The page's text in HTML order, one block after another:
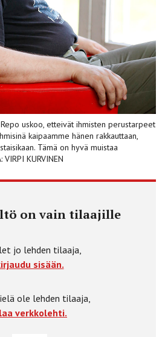
uskoo, etteivät ihmisten perustarpeet
kaipaamme hänen rakkauttaan,
Tämä on hyvä muistaa
KURVINEN
on vain tilaajille
jo lehden tilaaja,
sisään.
ole lehden tilaaja,
verkkolehti.